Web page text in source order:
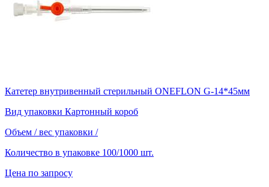
Катетер внутривенный стерильный ONEFLON G-14*45мм
Вид упаковки Картонный короб
Объем / вес упаковки /
Количество в упаковке 100/1000 шт.
Цена по запросу